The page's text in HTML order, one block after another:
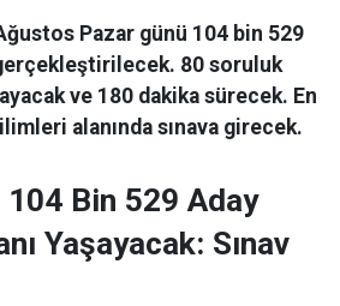
Pazar günü 104 bin 529
gerçekleştirilecek. 80 soruluk
ve 180 dakika sürecek. En
alanında sınava girecek.
104 Bin 529 Aday
Yaşayacak: Sınav